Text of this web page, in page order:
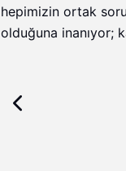
hepimizin ortak
olduğuna inanıyor;